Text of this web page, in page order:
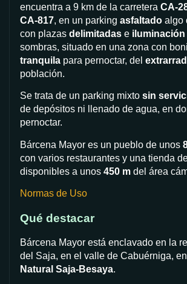
encuentra a 9 km de la carretera CA-
CA-817, en un parking asfaltado algo
con plazas delimitadas e iluminación
sombras, situado en una zona con
tranquila para pernoctar, del
población.
Se trata de un parking mixto sin
de depósitos ni llenado de agua, en
pernoctar.
Bárcena Mayor es un pueblo de unos
con varios restaurantes y una tienda
disponibles a unos 450 m del área
Normas de Uso
Qué destacar
Bárcena Mayor está enclavado en la
del Saja, en el valle de Cabuérniga, en
Natural Saja-Besaya.